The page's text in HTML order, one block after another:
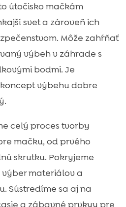
čistota výbehu počas
zima, leto, dážď a
škrabadlá, police,
vo výbehu: ako to
hygienicky
ako skvelá voľba pre
údržba: Purrfect Life
a zodpovednosť
útočisko mačkám
svet a zároveň ich
Môže zahŕňať
výbeh v záhrade s
bodmi. Je
výbehu dobre
celý proces tvorby
mačku, od prvého
skrutku. Pokryjeme
materiálov a
Sústredíme sa aj na